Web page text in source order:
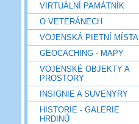
VIRTUÁLNÍ PAMÁTNÍK
O VETERÁNECH
VOJENSKÁ PIETNÍ MÍSTA
GEOCACHING - MAPY
VOJENSKÉ OBJEKTY A
PROSTORY
INSIGNIE A SUVENYRY
HISTORIE - GALERIE
HRDINŮ